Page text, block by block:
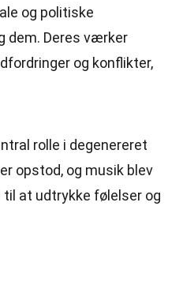
og politiske
dem. Deres værker
og konflikter,
rolle i degenereret
opstod, og musik blev
at udtrykke følelser og